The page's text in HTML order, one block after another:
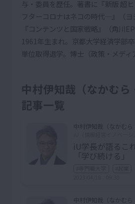
与・委員を歴任。著書に『新版 超
フターコロナはネコの時代―』（ヨ
『コンテンツと国家戦略』（角川
1961年生まれ。京都大学経済学部
単位取得退学。博士（政策・メディ
中村伊知哉（なかむら
記事一覧
中村伊知哉（なかむら
iU学長が語るこ
「学び続ける」
中村伊知哉（なかむら